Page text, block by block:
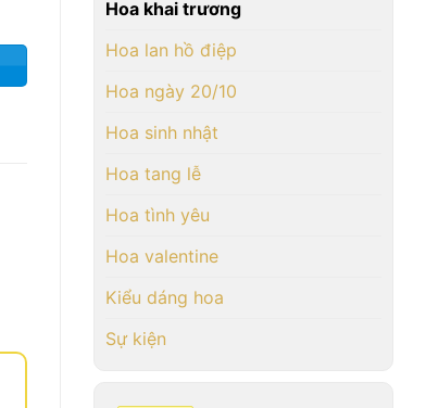
Hoa khai trương
Hoa lan hồ điệp
Hoa ngày 20/10
Hoa sinh nhật
Hoa tang lễ
Hoa tình yêu
Hoa valentine
Kiểu dáng hoa
Sự kiện